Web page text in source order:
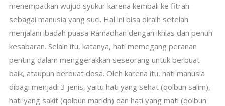
menempatkan wujud syukur karena kembali ke fitrah
sebagai manusia yang suci. Hal ini bisa diraih setelah
menjalani ibadah puasa Ramadhan dengan ikhlas dan penuh
kesabaran. Selain itu, katanya, hati memegang peranan
penting dalam menggerakkan seseorang untuk berbuat
baik, ataupun berbuat dosa. Oleh karena itu, hati manusia
dibagi menjadi 3 jenis, yaitu hati yang sehat (qolbun salim),
hati yang sakit (qolbun maridh) dan hati yang mati (qolbun